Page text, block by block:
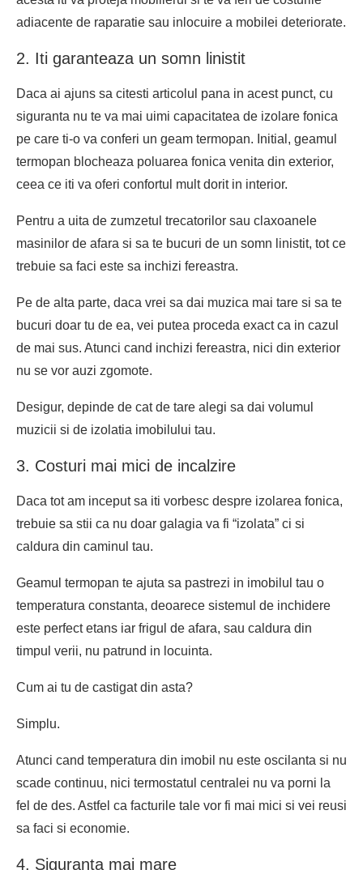
adiacente de raparatie sau inlocuire a mobilei deteriorate.
2. Iti garanteaza un somn linistit
Daca ai ajuns sa citesti articolul pana in acest punct, cu
siguranta nu te va mai uimi capacitatea de izolare fonica
pe care ti-o va conferi un geam termopan. Initial, geamul
termopan blocheaza poluarea fonica venita din exterior,
ceea ce iti va oferi confortul mult dorit in interior.
Pentru a uita de zumzetul trecatorilor sau claxoanele
masinilor de afara si sa te bucuri de un somn linistit, tot ce
trebuie sa faci este sa inchizi fereastra.
Pe de alta parte, daca vrei sa dai muzica mai tare si sa te
bucuri doar tu de ea, vei putea proceda exact ca in cazul
de mai sus. Atunci cand inchizi fereastra, nici din exterior
nu se vor auzi zgomote.
Desigur, depinde de cat de tare alegi sa dai volumul
muzicii si de izolatia imobilului tau.
3. Costuri mai mici de incalzire
Daca tot am inceput sa iti vorbesc despre izolarea fonica,
trebuie sa stii ca nu doar galagia va fi “izolata” ci si
caldura din caminul tau.
Geamul termopan te ajuta sa pastrezi in imobilul tau o
temperatura constanta, deoarece sistemul de inchidere
este perfect etans iar frigul de afara, sau caldura din
timpul verii, nu patrund in locuinta.
Cum ai tu de castigat din asta?
Simplu.
Atunci cand temperatura din imobil nu este oscilanta si nu
scade continuu, nici termostatul centralei nu va porni la
fel de des. Astfel ca facturile tale vor fi mai mici si vei reusi
sa faci si economie.
4. Siguranta mai mare